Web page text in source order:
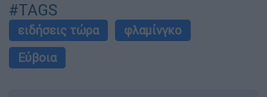
#TAGS
ειδήσεις τώρα
φλαμίνγκο
Εύβοια